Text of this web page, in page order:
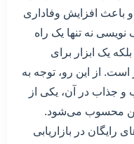
باعث افزایش وفاداری
نویسی نه تنها یک راه
یک ابزار برای
است. از این رو، توجه به
و جذاب در آن، یکی از
محسوب می‌شود.
رایگان در بازاریابی